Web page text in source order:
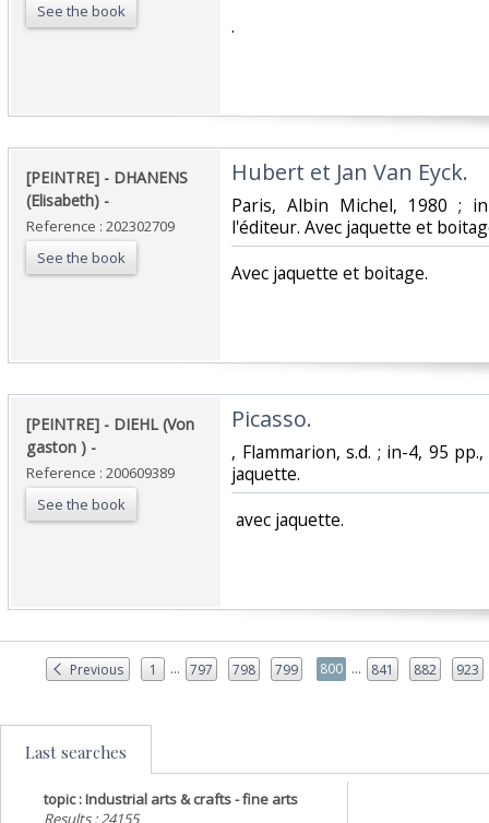
See the book
‎.‎
‎[PEINTRE] - DHANENS
(Elisabeth) - ‎
Reference : 202302709
See the book
‎Hubert et Jan Van Eyck. ‎
‎Paris, Albin Michel, 1980 ;
l'éditeur. Avec jaquette et
‎Avec jaquette et boitage.‎
‎[PEINTRE] - DIEHL (Von
gaston ) - ‎
Reference : 200609389
See the book
‎Picasso. ‎
‎, Flammarion, s.d. ; in-4, 95
jaquette.‎
‎ avec jaquette.‎
Previous 1 ... 797 798 799 800 ... 841 882 923
Last searches
topic : Industrial arts & crafts - fine arts
Results : 24155